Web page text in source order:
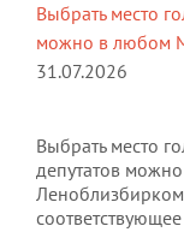
Выбрать место
можно в любом
31.07.2026
Выбрать место
депутатов